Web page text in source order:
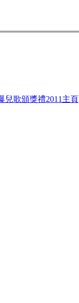
兒歌頒獎禮2011主頁